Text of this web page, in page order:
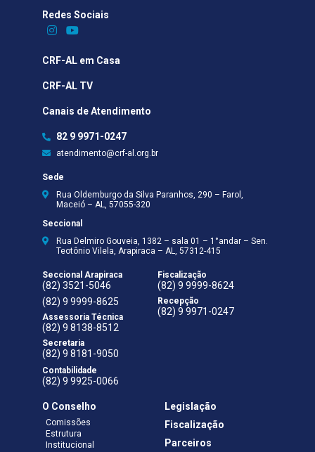
Redes Sociais​
CRF-AL em Casa
CRF-AL TV
Canais de Atendimento
82 9 9971-0247
atendimento@crf-al.org.br
Sede
Rua Oldemburgo da Silva Paranhos, 290 – Farol,
Maceió – AL, 57055-320
Seccional
Rua Delmiro Gouveia, 1382 – sala 01 – 1°andar – Sen.
Teotônio Vilela, Arapiraca – AL, 57312-415
Seccional Arapiraca
(82) 3521-5046
(82) 9 9999-8625
Assessoria Técnica
(82) 9 8138-8512
Secretaria
(82) 9 8181-9050
Contabilidade
(82) 9 9925-0066
Fiscalização
(82) 9 9999-8624
Recepção
(82) 9 9971-0247
O Conselho
Comissões
Estrutura
Institucional
Legislação
Fiscalização
Parceiros